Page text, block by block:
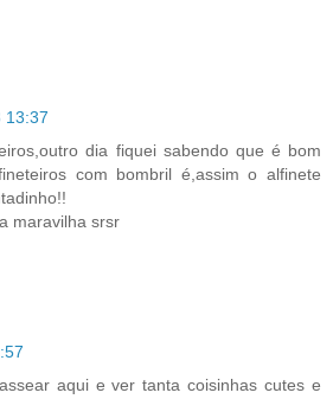
13:37
dia fiquei sabendo que é bom
com bombril é,assim o alfinete
maravilha srsr
aqui e ver tanta coisinhas cutes e